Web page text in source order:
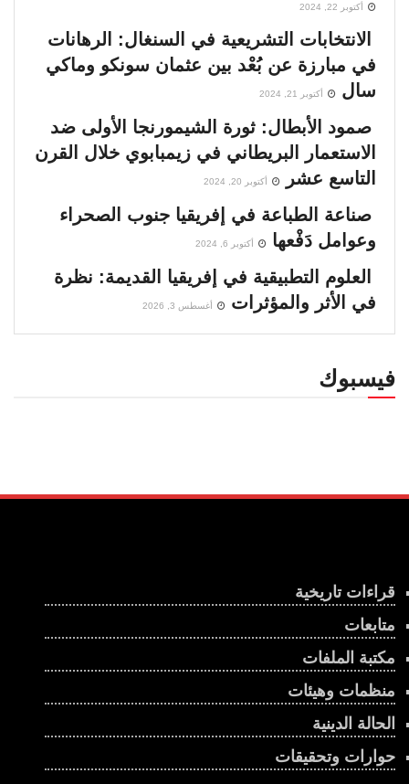
أكتوبر 22, 2024
الانتخابات التشريعية في السنغال: الرهانات
في مبارزة عن بُعْد بين عثمان سونكو وماكي
سال
أكتوبر 21, 2024
صمود الأبطال: ثورة الشيمورنجا الأولى ضد
الاستعمار البريطاني في زيمبابوي خلال القرن
التاسع عشر
أكتوبر 20, 2024
صناعة الطباعة في إفريقيا جنوب الصحراء
وعوامل دَفْعها
أكتوبر 6, 2024
العلوم التطبيقية في إفريقيا القديمة: نظرة
في الأثر والمؤثرات
أغسطس 3, 2026
فيسبوك
قراءات تاريخية
متابعات
مكتبة الملفات
منظمات وهيئات
الحالة الدينية
حوارات وتحقيقات